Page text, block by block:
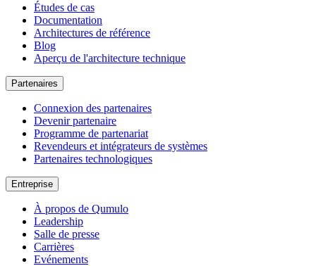
Études de cas
Documentation
Architectures de référence
Blog
Aperçu de l'architecture technique
Partenaires
Connexion des partenaires
Devenir partenaire
Programme de partenariat
Revendeurs et intégrateurs de systèmes
Partenaires technologiques
Entreprise
À propos de Qumulo
Leadership
Salle de presse
Carrières
Evénements